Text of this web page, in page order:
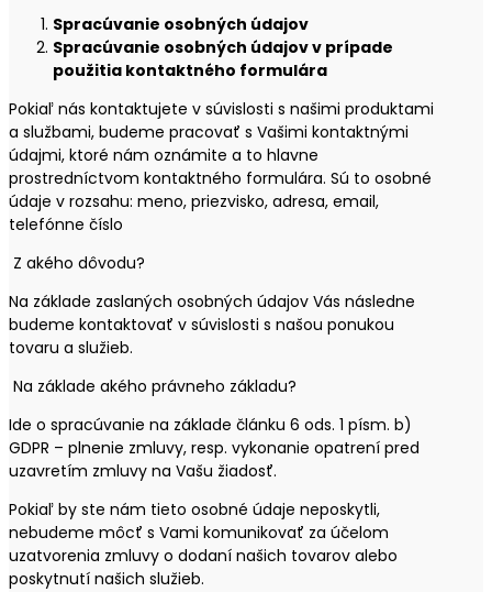
Spracúvanie osobných údajov
Spracúvanie osobných údajov v prípade
použitia kontaktného formulára
Pokiaľ nás kontaktujete v súvislosti s našimi produktami
a službami, budeme pracovať s Vašimi kontaktnými
údajmi, ktoré nám oznámite a to hlavne
prostredníctvom kontaktného formulára. Sú to osobné
údaje v rozsahu: meno, priezvisko, adresa, email,
telefónne číslo
Z akého dôvodu?
Na základe zaslaných osobných údajov Vás následne
budeme kontaktovať v súvislosti s našou ponukou
tovaru a služieb.
Na základe akého právneho základu?
Ide o spracúvanie na základe článku 6 ods. 1 písm. b)
GDPR – plnenie zmluvy, resp. vykonanie opatrení pred
uzavretím zmluvy na Vašu žiadosť.
Pokiaľ by ste nám tieto osobné údaje neposkytli,
nebudeme môcť s Vami komunikovať za účelom
uzatvorenia zmluvy o dodaní našich tovarov alebo
poskytnutí našich služieb.